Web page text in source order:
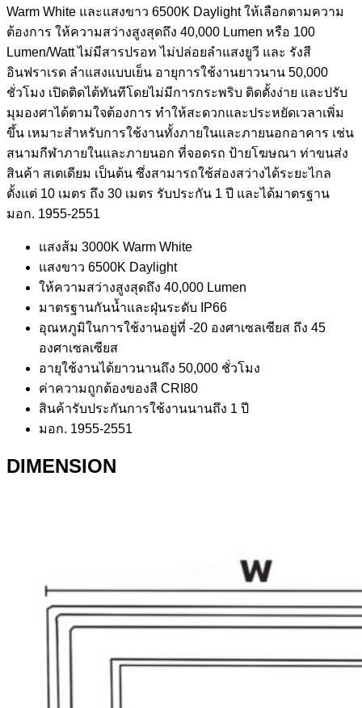
Warm White และแสงขาว 6500K Daylight ให้เลือกตามความ
ต้องการ ให้ความสว่างสูงสุดถึง 40,000 Lumen หรือ 100
Lumen/Watt ไม่มีสารปรอท ไม่ปล่อยลำแสงยูวี และ รังสี
อินฟราเรด ลำแสงแบบเย็น อายุการใช้งานยาวนาน 50,000
ชั่วโมง เปิดติดได้ทันทีโดยไม่มีการกระพริบ ติดตั้งง่าย และปรับ
มุมองศาได้ตามใจต้องการ ทำให้สะดวกและประหยัดเวลาเพิ่ม
ขึ้น เหมาะสำหรับการใช้งานทั้งภายในและภายนอกอาคาร เช่น
สนามกีฬาภายในและภายนอก ที่จอดรถ ป้ายโฆษณา ท่าขนส่ง
สินค้า สเตเดียม เป็นต้น ซึ่งสามารถใช้ส่องสว่างได้ระยะไกล
ตั้งแต่ 10 เมตร ถึง 30 เมตร รับประกัน 1 ปี และได้มาตรฐาน
มอก. 1955-2551
แสงส้ม 3000K Warm White
แสงขาว 6500K Daylight
ให้ความสว่างสูงสุดถึง 40,000 Lumen
มาตรฐานกันน้ำและฝุ่นระดับ IP66
อุณหภูมิในการใช้งานอยู่ที่ -20 องศาเซลเซียส ถึง 45
องศาเซลเซียส
อายุใช้งานได้ยาวนานถึง 50,000 ชั่วโมง
ค่าความถูกต้องของสี CRI80
สินค้ารับประกันการใช้งานนานถึง 1 ปี
มอก. 1955-2551
DIMENSION